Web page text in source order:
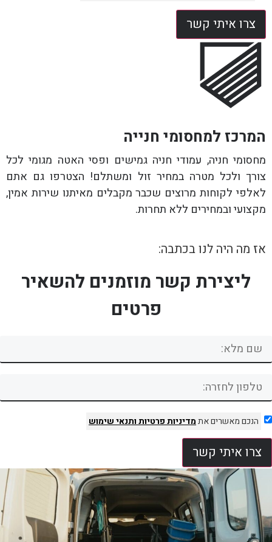
צרו איתי קשר
המרכז למחסומי חנייה
מחסומי חניה, עמודי חניה גמישים ופסי האטה מגומי לכל
צורך ולכל מטרה במחיר זול ומשתלם! הצטרפו גם אתם
לאלפי לקוחות מרוצים שכבר מקבלים מאיתנו שירות אמין,
מקצועי ובמחירים ללא תחרות.
אז מה היה לנו בכתבה:
ליצירת קשר מוזמנים להשאיר
פרטים
הנכם מאשרים אתמדיניות פרטיותותנאי שימוש
צרו איתי קשר